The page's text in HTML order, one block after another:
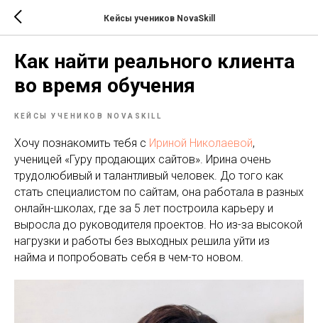
Кейсы учеников NovaSkill
Как найти реального клиента
во время обучения
КЕЙСЫ УЧЕНИКОВ NOVASKILL
Хочу познакомить тебя с Ириной Николаевой,
ученицей «Гуру продающих сайтов». Ирина очень
трудолюбивый и талантливый человек. До того как
стать специалистом по сайтам, она работала в разных
онлайн-школах, где за 5 лет построила карьеру и
выросла до руководителя проектов. Но из-за высокой
нагрузки и работы без выходных решила уйти из
найма и попробовать себя в чем-то новом.